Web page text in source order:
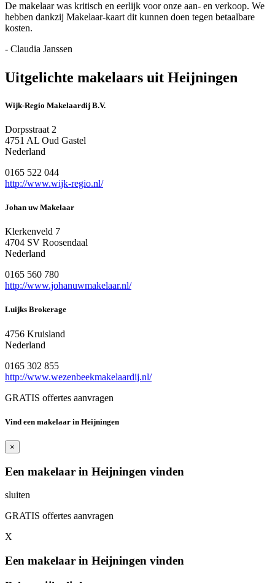
De makelaar was kritisch en eerlijk voor onze aan- en verkoop. We
hebben dankzij Makelaar-kaart dit kunnen doen tegen betaalbare
kosten.
- Claudia Janssen
Uitgelichte makelaars uit Heijningen
Wijk-Regio Makelaardij B.V.
Dorpsstraat 2
4751 AL Oud Gastel
Nederland
0165 522 044
http://www.wijk-regio.nl/
Johan uw Makelaar
Klerkenveld 7
4704 SV Roosendaal
Nederland
0165 560 780
http://www.johanuwmakelaar.nl/
Luijks Brokerage
4756 Kruisland
Nederland
0165 302 855
http://www.wezenbeekmakelaardij.nl/
GRATIS offertes aanvragen
Vind een makelaar in Heijningen
×
Een makelaar in Heijningen vinden
sluiten
GRATIS offertes aanvragen
X
Een makelaar in Heijningen vinden